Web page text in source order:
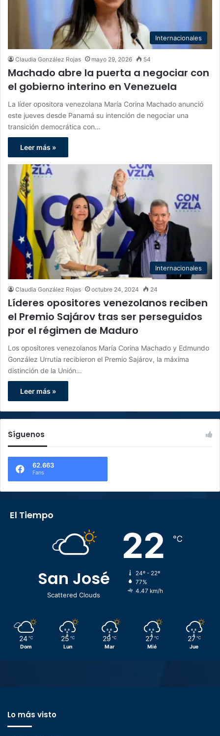
Internacionales
Claudia González Rojas mayo 29, 2026 54
Machado abre la puerta a negociar con
el gobierno interino en Venezuela
La líder opositora venezolana María Corina Machado anunció
este jueves desde Panamá su intención de negociar una
transición democrática con…
Leer más »
Internacionales
Claudia González Rojas octubre 24, 2024 24
Líderes opositores venezolanos reciben
el Premio Sajárov tras ser perseguidos
por el régimen de Maduro
Los opositores venezolanos María Corina Machado y Edmundo
González Urrutia recibieron el Premio Sajárov, la máxima
distinción de la Unión…
Leer más »
Síguenos
62.663
Fans
El Tiempo
San José
Scattered Clouds
22 ℃
24º - 22º
77%
4.47 km/h
24 ℃
Dom
25 ℃
Lun
29 ℃
Mar
27 ℃
Mié
27 ℃
Jue
Lo más visto